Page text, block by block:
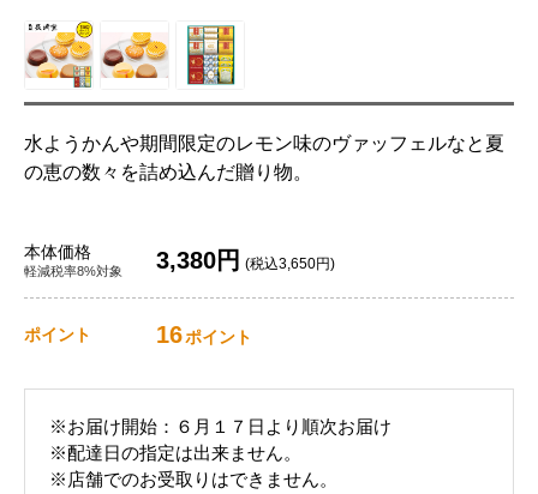
水ようかんや期間限定のレモン味のヴァッフェルなと夏
の恵の数々を詰め込んだ贈り物。
本体価格
軽減税率8%対象 3,380円 (税込3,650円)
ポイント 16ポイント
※お届け開始：６月１７日より順次お届け
※配達日の指定は出来ません。
※店舗でのお受取りはできません。